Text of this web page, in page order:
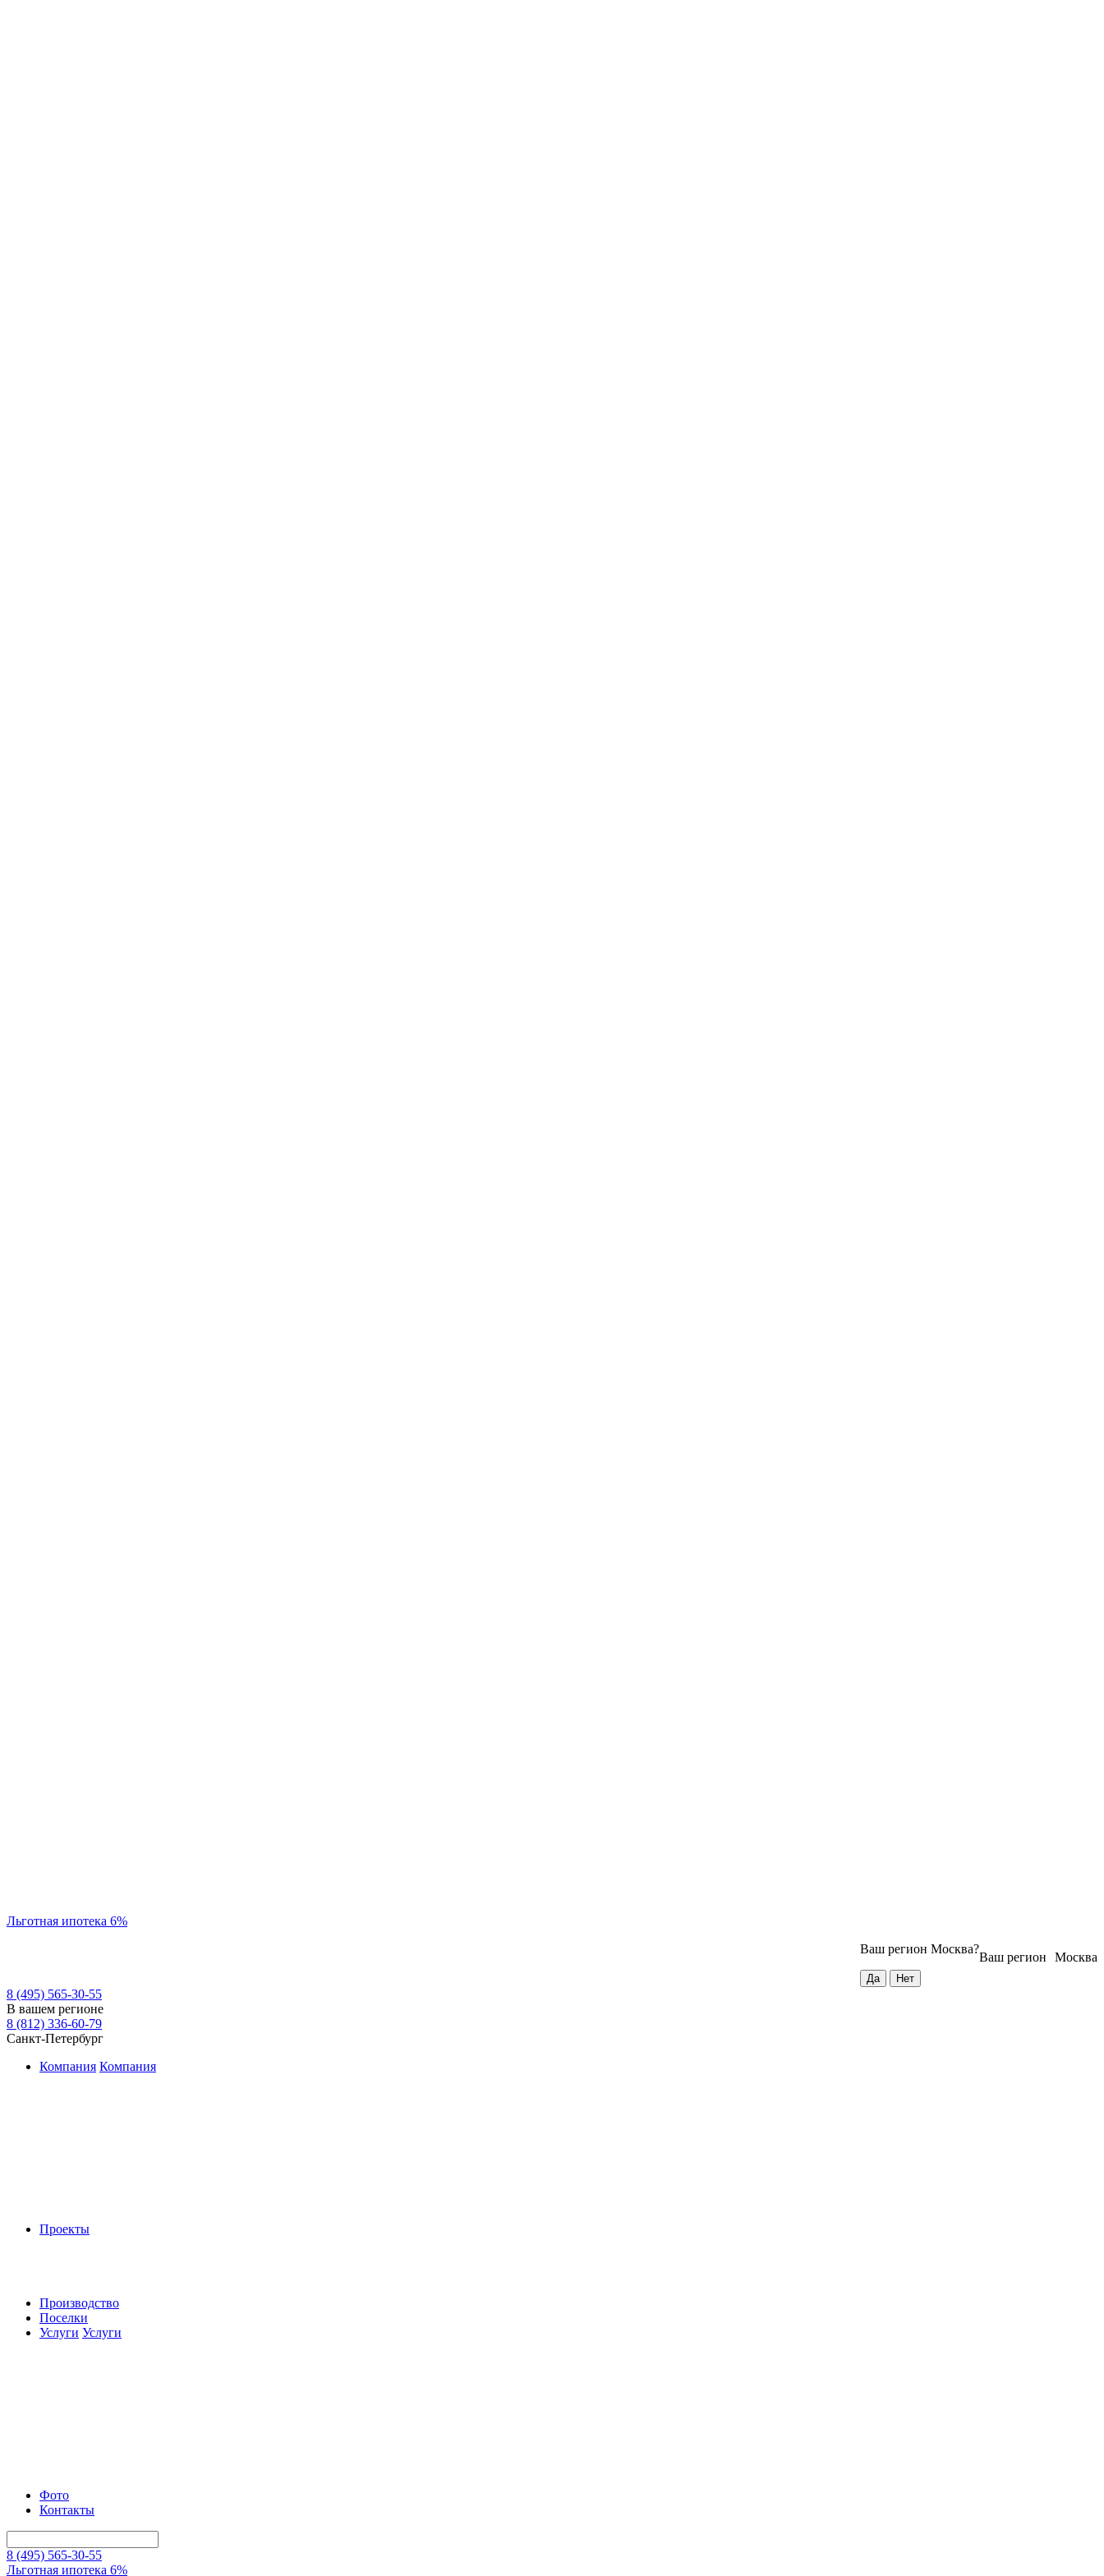
Льготная ипотека 6%
Москва
Ваш регион
Ваш регион Москва?
8 (495) 565-30-55
В вашем регионе
8 (812) 336-60-79
Санкт-Петербург
Компания Компания
Проекты
Производство
Поселки
Услуги Услуги
Фото
Контакты
8 (495) 565-30-55
Льготная ипотека 6%